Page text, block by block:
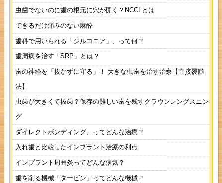
虫歯でないのに歯の根元に穴が開く？NCCLとは
できるだけ痛みのない麻酔
歯科で用いられる「ジルコニア」、って何？
歯周病を治す「SRP」とは？
歯の神経を「抜かずに守る」！ 大きな虫歯を治す治療【直接覆髄
法】
虫歯が大きくて抜歯？保存の難しい歯を残すクラウンレングスニン
グ
ダイレクトボンディング、ってどんな治療？
入れ歯と比較したインプラント治療の利点
インプラント周囲炎ってどんな病気？
歯を削る機械「タービン」ってどんな機械？